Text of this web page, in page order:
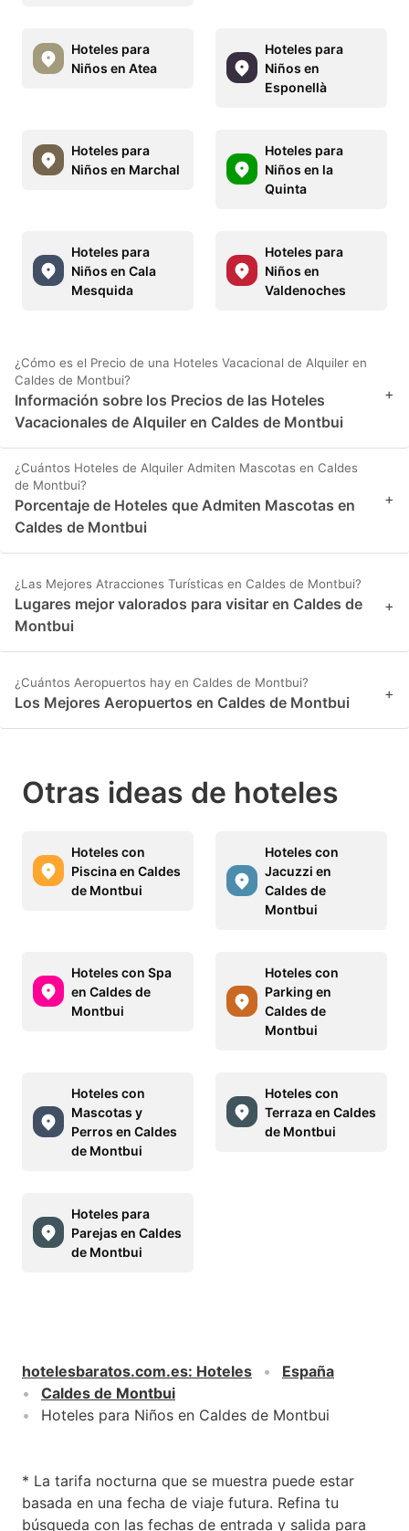
Hoteles para
Niños en Atea
Hoteles para
Niños en
Esponellà
Hoteles para
Niños en Marchal
Hoteles para
Niños en la
Quinta
Hoteles para
Niños en Cala
Mesquida
Hoteles para
Niños en
Valdenoches
¿Cómo es el Precio de una Hoteles Vacacional de Alquiler en
Caldes de Montbui?
Información sobre los Precios de las Hoteles
Vacacionales de Alquiler en Caldes de Montbui
+
¿Cuántos Hoteles de Alquiler Admiten Mascotas en Caldes
de Montbui?
Porcentaje de Hoteles que Admiten Mascotas en
Caldes de Montbui
+
¿Las Mejores Atracciones Turísticas en Caldes de Montbui?
Lugares mejor valorados para visitar en Caldes de
Montbui
+
¿Cuántos Aeropuertos hay en Caldes de Montbui?
Los Mejores Aeropuertos en Caldes de Montbui +
Otras ideas de hoteles
Hoteles con
Piscina en Caldes
de Montbui
Hoteles con
Jacuzzi en
Caldes de
Montbui
Hoteles con Spa
en Caldes de
Montbui
Hoteles con
Parking en
Caldes de
Montbui
Hoteles con
Mascotas y
Perros en Caldes
de Montbui
Hoteles con
Terraza en Caldes
de Montbui
Hoteles para
Parejas en Caldes
de Montbui
hotelesbaratos.com.es: Hoteles
España
Caldes de Montbui
Hoteles para Niños en Caldes de Montbui
* La tarifa nocturna que se muestra puede estar
basada en una fecha de viaje futura. Refina tu
búsqueda con las fechas de entrada y salida para